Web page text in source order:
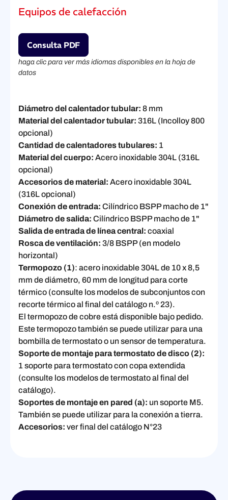
Equipos de calefacción
Consulta PDF
haga clic para ver más idiomas disponibles en la hoja de
datos
Diámetro del calentador tubular: 8 mm
Material del calentador tubular: 316L (Incolloy 800
opcional)
Cantidad de calentadores tubulares: 1
Material del cuerpo: Acero inoxidable 304L (316L
opcional)
Accesorios de material: Acero inoxidable 304L
(316L opcional)
Conexión de entrada: Cilíndrico BSPP macho de 1"
Diámetro de salida: Cilíndrico BSPP macho de 1"
Salida de entrada de línea central: coaxial
Rosca de ventilación: 3/8 BSPP (en modelo
horizontal)
Termopozo (1): acero inoxidable 304L de 10 x 8,5
mm de diámetro, 60 mm de longitud para corte
térmico (consulte los modelos de subconjuntos con
recorte térmico al final del catálogo n.º 23).
El termopozo de cobre está disponible bajo pedido.
Este termopozo también se puede utilizar para una
bombilla de termostato o un sensor de temperatura.
Soporte de montaje para termostato de disco (2):
1 soporte para termostato con copa extendida
(consulte los modelos de termostato al final del
catálogo).
Soportes de montaje en pared (a): un soporte M5.
También se puede utilizar para la conexión a tierra.
Accesorios: ver final del catálogo N°23